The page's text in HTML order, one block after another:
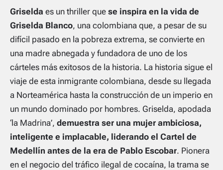
Griselda es un thriller que se inspira en la vida de
Griselda Blanco, una colombiana que, a pesar de su
difícil pasado en la pobreza extrema, se convierte en
una madre abnegada y fundadora de uno de los
cárteles más exitosos de la historia. La historia sigue el
viaje de esta inmigrante colombiana, desde su llegada
a Norteamérica hasta la construcción de un imperio en
un mundo dominado por hombres. Griselda, apodada
‘la Madrina’, demuestra ser una mujer ambiciosa,
inteligente e implacable, liderando el Cartel de
Medellín antes de la era de Pablo Escobar. Pionera
en el negocio del tráfico ilegal de cocaína, la trama se